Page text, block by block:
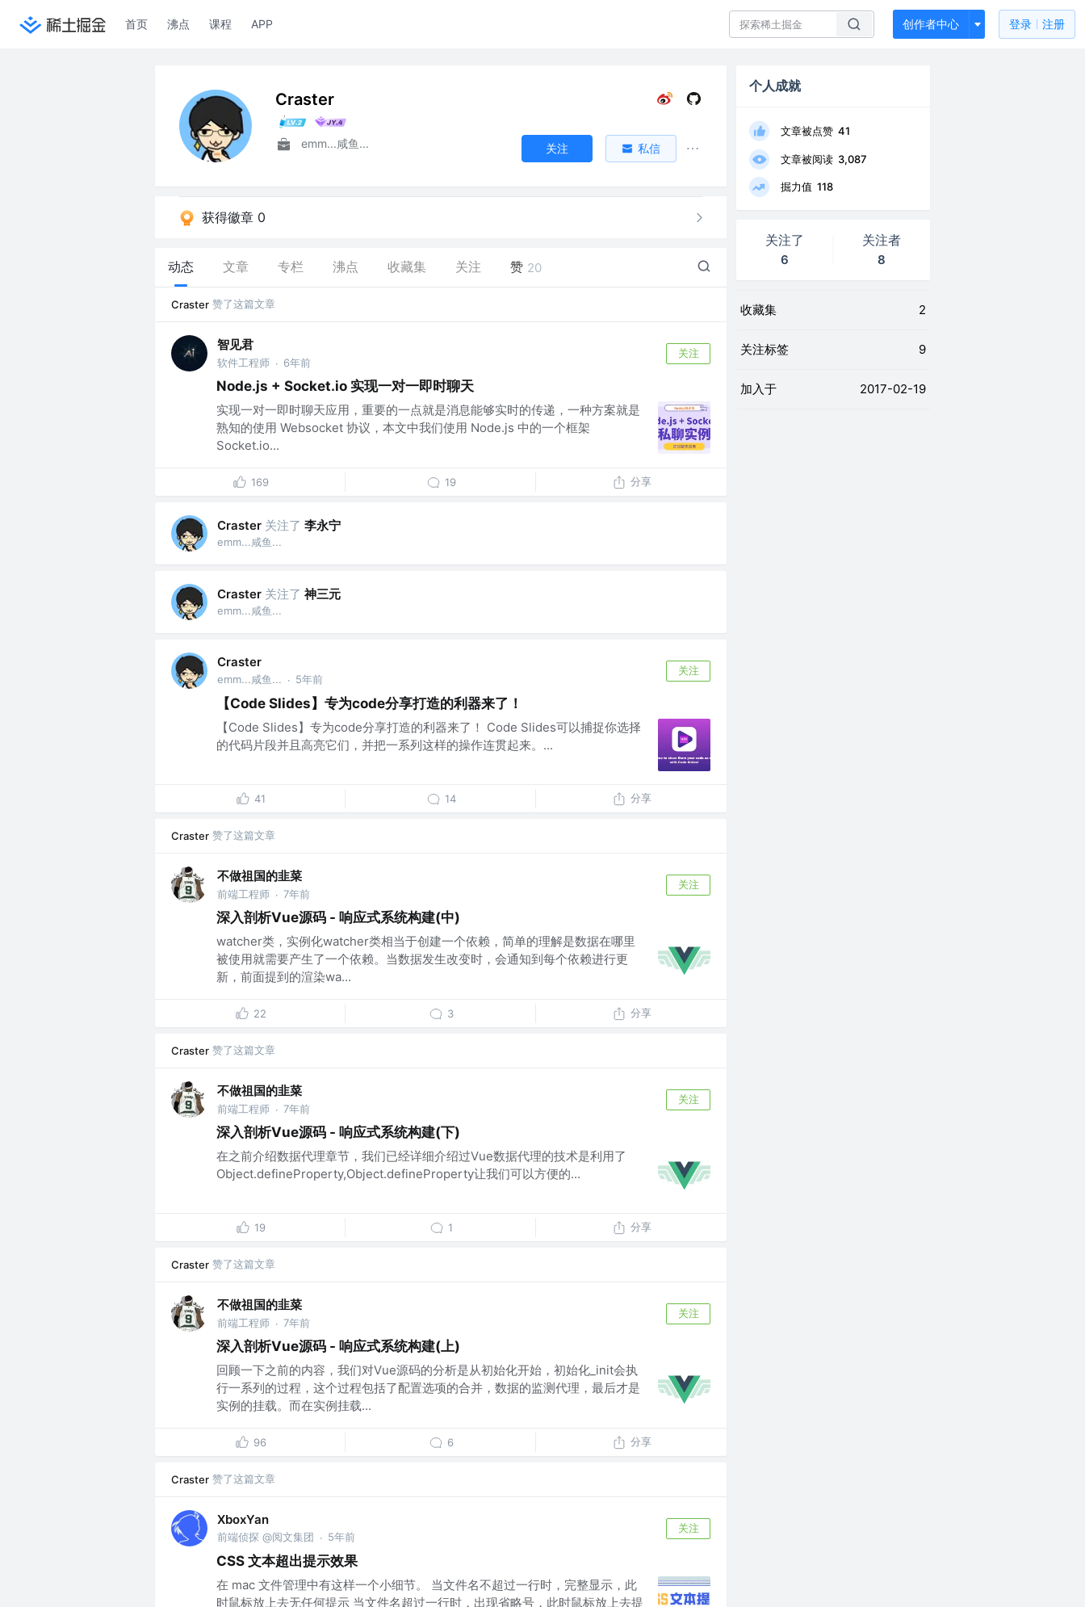
首页 沸点 课程 APP 创作者中心 登录 注册
Craster
emm...咸鱼... 关注 私信
获得徽章 0
动态 文章 专栏 沸点 收藏集 关注 赞 20
Craster 赞了这篇文章
智见君
软件工程师 · 6年前
关注
Node.js + Socket.io 实现一对一即时聊天
实现一对一即时聊天应用，重要的一点就是消息能够实时的传递，一种方案就是
熟知的使用 Websocket 协议，本文中我们使用 Node.js 中的一个框架
Socket.io...
169 19 分享
Craster 关注了 李永宁
emm...咸鱼...
Craster 关注了 神三元
emm...咸鱼...
Craster
emm...咸鱼... · 5年前
关注
【Code Slides】专为code分享打造的利器来了！
【Code Slides】专为code分享打造的利器来了！ Code Slides可以捕捉你选择
的代码片段并且高亮它们，并把一系列这样的操作连贯起来。...
41 14 分享
Craster 赞了这篇文章
不做祖国的韭菜
前端工程师 · 7年前
关注
深入剖析Vue源码 - 响应式系统构建(中)
watcher类，实例化watcher类相当于创建一个依赖，简单的理解是数据在哪里
被使用就需要产生了一个依赖。当数据发生改变时，会通知到每个依赖进行更
新，前面提到的渲染wa...
22 3 分享
Craster 赞了这篇文章
不做祖国的韭菜
前端工程师 · 7年前
关注
深入剖析Vue源码 - 响应式系统构建(下)
在之前介绍数据代理章节，我们已经详细介绍过Vue数据代理的技术是利用了
Object.defineProperty,Object.defineProperty让我们可以方便的...
19 1 分享
Craster 赞了这篇文章
不做祖国的韭菜
前端工程师 · 7年前
关注
深入剖析Vue源码 - 响应式系统构建(上)
回顾一下之前的内容，我们对Vue源码的分析是从初始化开始，初始化_init会执
行一系列的过程，这个过程包括了配置选项的合并，数据的监测代理，最后才是
实例的挂载。而在实例挂载...
96 6 分享
Craster 赞了这篇文章
XboxYan
前端侦探 @阅文集团 · 5年前
关注
CSS 文本超出提示效果
在 mac 文件管理中有这样一个小细节。 当文件名不超过一行时，完整显示，此
时鼠标放上去无任何提示 当文件名超过一行时，出现省略号，此时鼠标放上去提
个人成就
文章被点赞 41
文章被阅读 3,087
掘力值 118
关注了
6
关注者
8
收藏集 2
关注标签 9
加入于 2017-02-19